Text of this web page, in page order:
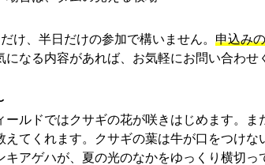
だけ、半日だけの参加で構いません。 申込み
になる内容があれば、お気軽にお問い合わせ
ールドではクサギの花が咲きはじめます。
えてくれます。クサギの葉は牛が口をつけ
アゲハが、夏の光のなかをゆっくり横切っ